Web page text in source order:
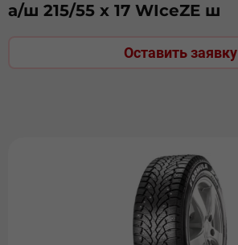
а/ш 215/55 х 17 WIceZE ш
Оставить заявку